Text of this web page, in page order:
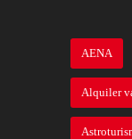
AENA
Alquiler